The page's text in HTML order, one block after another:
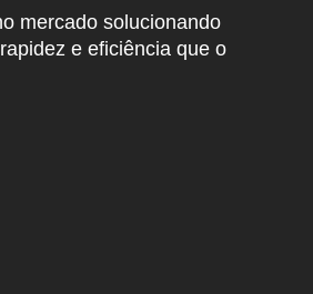
mercado solucionando
e eficiência que o